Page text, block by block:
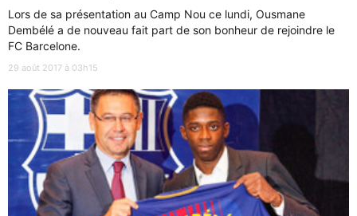
Lors de sa présentation au Camp Nou ce lundi, Ousmane
Dembélé a de nouveau fait part de son bonheur de rejoindre le
FC Barcelone.
29 août 2017 à 03h15